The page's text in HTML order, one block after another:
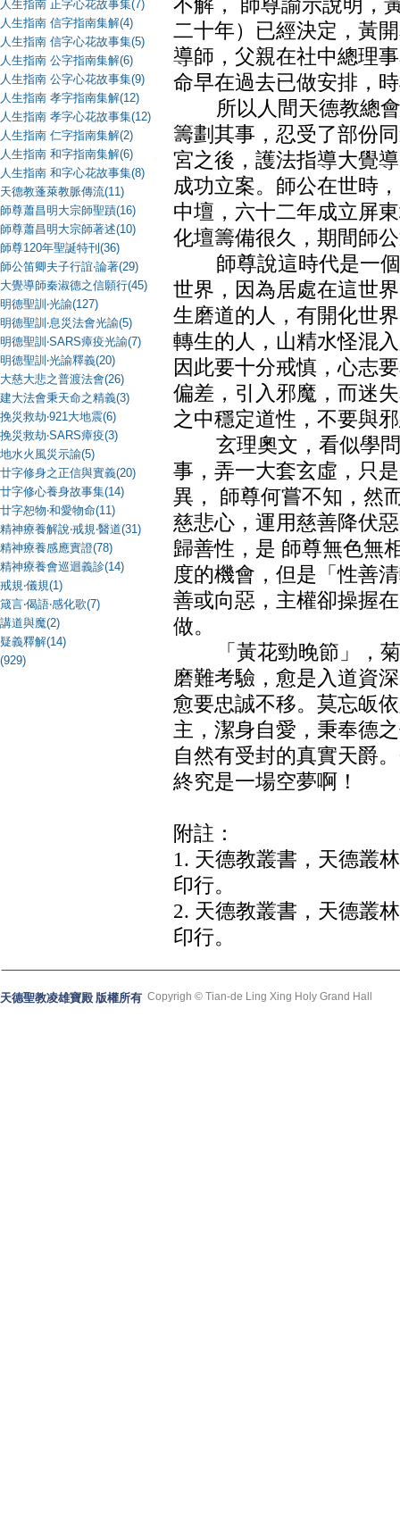
人生指南 正字心花故事集(7)
人生指南 信字指南集解(4)
人生指南 信字心花故事集(5)
人生指南 公字指南集解(6)
人生指南 公字心花故事集(9)
人生指南 孝字指南集解(12)
人生指南 孝字心花故事集(12)
人生指南 仁字指南集解(2)
人生指南 和字指南集解(6)
人生指南 和字心花故事集(8)
天德教蓬萊教脈傳流(11)
師尊蕭昌明大宗師聖蹟(16)
師尊蕭昌明大宗師著述(10)
師尊120年聖誕特刊(36)
師公笛卿夫子行誼‧論著(29)
大覺導師秦淑德之信願行(45)
明德聖訓‧光諭(127)
明德聖訓‧息災法會光諭(5)
明德聖訓‧SARS瘴疫光諭(7)
明德聖訓‧光諭釋義(20)
大慈大悲之普渡法會(26)
建大法會秉天命之精義(3)
挽災救劫‧921大地震(6)
挽災救劫‧SARS瘴疫(3)
地水火風災示諭(5)
廿字修身之正信與實義(20)
廿字修心養身故事集(14)
廿字恕物‧和愛物命(11)
精神療養解說‧戒規‧醫道(31)
精神療養感應實證(78)
精神療養會巡迴義診(14)
戒規‧儀規(1)
箴言‧偈語‧感化歌(7)
講道與魔(2)
疑義釋解(14)
(929)
不解， 師尊諭示說明，
二十年）已經決定，黃
導師，父親在社中總理
命早在過去已做安排，
所以人間天德教總會
籌劃其事，忍受了部份
宮之後，護法指導大覺
成功立案。師公在世時
中壇，六十二年成立屏
化壇籌備很久，期間師
師尊說這時代是一個
世界，因為居處在這世
生磨道的人，有開化世
轉生的人，山精水怪混
因此要十分戒慎，心志
偏差，引入邪魔，而迷
之中穩定道性，不要與
玄理奧文，看似學問
事，弄一大套玄虛，只
異， 師尊何嘗不知，然
慈悲心，運用慈善降伏
歸善性，是 師尊無色無
度的機會，但是「性善
善或向惡，主權卻操握
做。
「黃花勁晚節」，菊
磨難考驗，愈是入道資
愈要忠誠不移。莫忘皈
主，潔身自愛，秉奉德
自然有受封的真實天爵
終究是一場空夢啊！
附註：
1. 天德教叢書，天德叢
印行。
2. 天德教叢書，天德叢
印行。
天德聖教凌雄寶殿 版權所有 Copyrigh © Tian-de Ling Xing Holy Grand Hall